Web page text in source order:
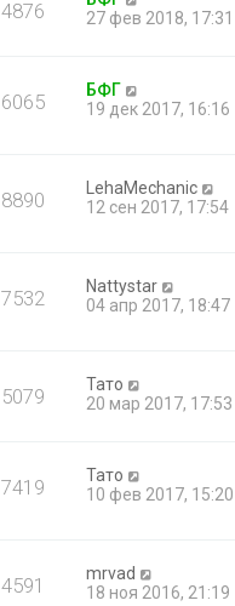
4876
27 фев 2018, 17:31
6065
БФГ
19 дек 2017, 16:16
8890
LehaMechanic
12 сен 2017, 17:54
7532
Nattystar
04 апр 2017, 18:47
5079
Тато
20 мар 2017, 17:53
7419
Тато
10 фев 2017, 15:20
4591
mrvad
18 ноя 2016, 21:19